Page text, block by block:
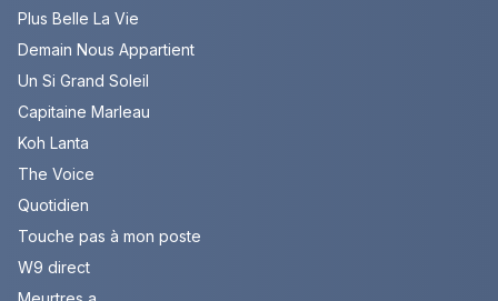
Plus Belle La Vie
Demain Nous Appartient
Un Si Grand Soleil
Capitaine Marleau
Koh Lanta
The Voice
Quotidien
Touche pas à mon poste
W9 direct